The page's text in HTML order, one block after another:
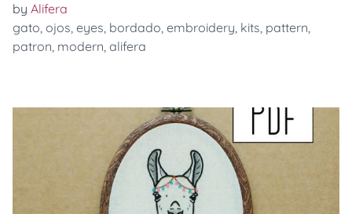
by Alifera
gato, ojos, eyes, bordado, embroidery, kits, pattern,
patron, modern, alifera